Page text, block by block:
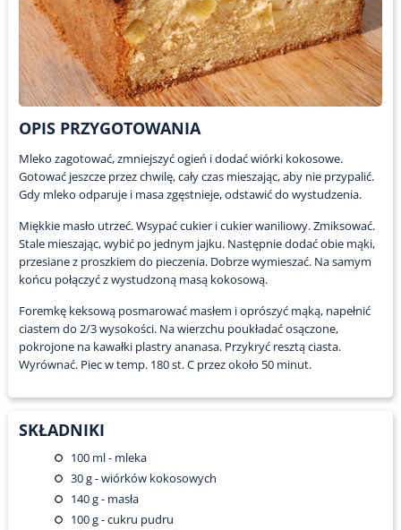
OPIS PRZYGOTOWANIA
Mleko zagotować, zmniejszyć ogień i dodać wiórki kokosowe.
Gotować jeszcze przez chwilę, cały czas mieszając, aby nie przypalić.
Gdy mleko odparuje i masa zgęstnieje, odstawić do wystudzenia.
Miękkie masło utrzeć. Wsypać cukier i cukier waniliowy. Zmiksować.
Stale mieszając, wybić po jednym jajku. Następnie dodać obie mąki,
przesiane z proszkiem do pieczenia. Dobrze wymieszać. Na samym
końcu połączyć z wystudzoną masą kokosową.
Foremkę keksową posmarować masłem i oprószyć mąką, napełnić
ciastem do 2/3 wysokości. Na wierzchu poukładać osączone,
pokrojone na kawałki plastry ananasa. Przykryć resztą ciasta.
Wyrównać. Piec w temp. 180 st. C przez około 50 minut.
SKŁADNIKI
100ml - mleka
30g - wiórków kokosowych
140g - masła
100g - cukru pudru